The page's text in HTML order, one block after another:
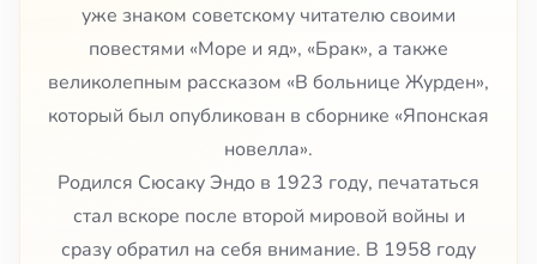
уже знаком советскому читателю своими
повестями «Море и яд», «Брак», а также
великолепным рассказом «В больнице Журден»,
который был опубликован в сборнике «Японская
новелла».
Родился Сюсаку Эндо в 1923 году, печататься
стал вскоре после второй мировой войны и
сразу обратил на себя внимание. В 1958 году